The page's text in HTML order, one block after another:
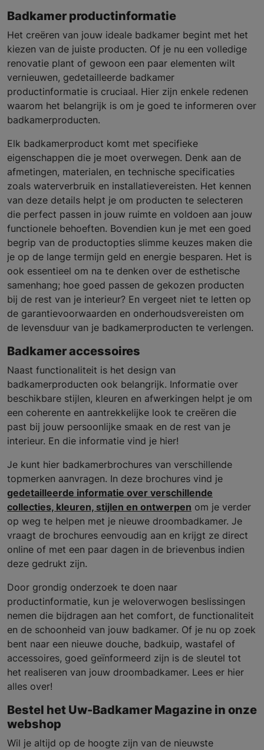
Badkamer productinformatie
Het creëren van jouw ideale badkamer begint met het
kiezen van de juiste producten. Of je nu een volledige
renovatie plant of gewoon een paar elementen wilt
vernieuwen, gedetailleerde badkamer
productinformatie is cruciaal. Hier zijn enkele redenen
waarom het belangrijk is om je goed te informeren over
badkamerproducten.
Elk badkamerproduct komt met specifieke
eigenschappen die je moet overwegen. Denk aan de
afmetingen, materialen, en technische specificaties
zoals waterverbruik en installatievereisten. Het kennen
van deze details helpt je om producten te selecteren
die perfect passen in jouw ruimte en voldoen aan jouw
functionele behoeften. Bovendien kun je met een goed
begrip van de productopties slimme keuzes maken die
je op de lange termijn geld en energie besparen. Het is
ook essentieel om na te denken over de esthetische
samenhang; hoe goed passen de gekozen producten
bij de rest van je interieur? En vergeet niet te letten op
de garantievoorwaarden en onderhoudsvereisten om
de levensduur van je badkamerproducten te verlengen.
Badkamer accessoires
Naast functionaliteit is het design van
badkamerproducten ook belangrijk. Informatie over
beschikbare stijlen, kleuren en afwerkingen helpt je om
een coherente en aantrekkelijke look te creëren die
past bij jouw persoonlijke smaak en de rest van je
interieur. En die informatie vind je hier!
Je kunt hier badkamerbrochures van verschillende
topmerken aanvragen. In deze brochures vind je
gedetailleerde informatie over verschillende
collecties, kleuren, stijlen en ontwerpen om je verder
op weg te helpen met je nieuwe droombadkamer. Je
vraagt de brochures eenvoudig aan en krijgt ze direct
online of met een paar dagen in de brievenbus indien
deze gedrukt zijn.
Door grondig onderzoek te doen naar
productinformatie, kun je weloverwogen beslissingen
nemen die bijdragen aan het comfort, de functionaliteit
en de schoonheid van jouw badkamer. Of je nu op zoek
bent naar een nieuwe douche, badkuip, wastafel of
accessoires, goed geïnformeerd zijn is de sleutel tot
het realiseren van jouw droombadkamer. Lees er hier
alles over!
Bestel het Uw-Badkamer Magazine in onze
webshop
Wil je altijd op de hoogte zijn van de nieuwste